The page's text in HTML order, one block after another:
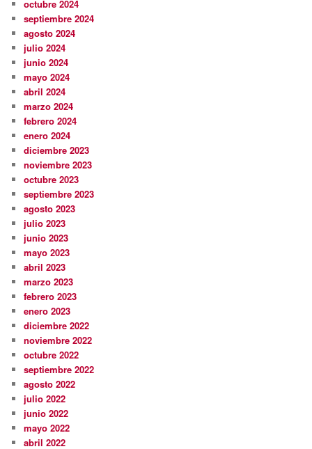
octubre 2024
septiembre 2024
agosto 2024
julio 2024
junio 2024
mayo 2024
abril 2024
marzo 2024
febrero 2024
enero 2024
diciembre 2023
noviembre 2023
octubre 2023
septiembre 2023
agosto 2023
julio 2023
junio 2023
mayo 2023
abril 2023
marzo 2023
febrero 2023
enero 2023
diciembre 2022
noviembre 2022
octubre 2022
septiembre 2022
agosto 2022
julio 2022
junio 2022
mayo 2022
abril 2022